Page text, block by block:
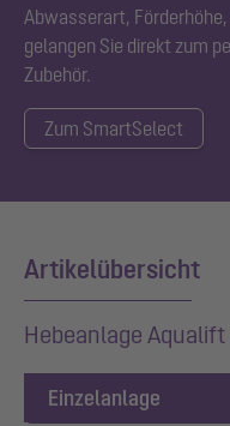
Abwasserart,
gelangen Sie direkt zum
Zubehör.
Zum SmartSelect
Artikelübersicht
Hebeanlage
Einzelanlage